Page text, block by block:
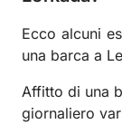
Ecco alcuni
una barca a
Affitto di una
giornaliero